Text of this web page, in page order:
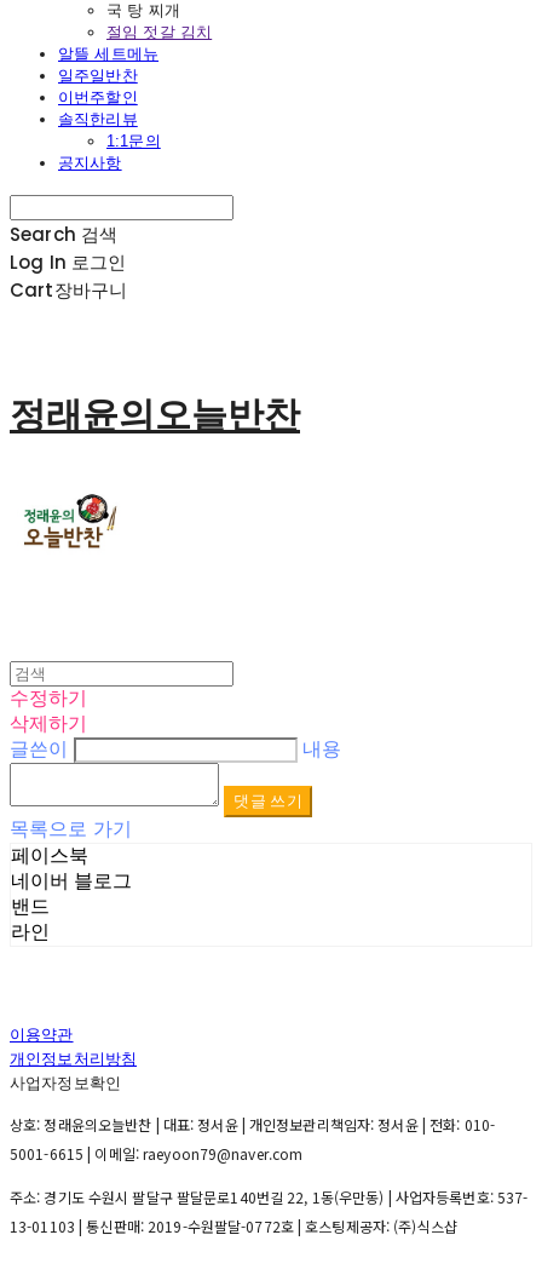
국 탕 찌개
절임 젓갈 김치
알뜰 세트메뉴
일주일반찬
이번주할인
솔직한리뷰
1:1문의
공지사항
Search 검색
Log In 로그인
Cart장바구니
정래윤의오늘반찬
수정하기
삭제하기
글쓴이
내용
댓글 쓰기
목록으로 가기
페이스북
네이버 블로그
밴드
라인
이용약관
개인정보처리방침
사업자정보확인
상호: 정래윤의오늘반찬 | 대표: 정서윤 | 개인정보관리책임자: 정서윤 | 전화: 010-
5001-6615 | 이메일: raeyoon79@naver.com
주소: 경기도 수원시 팔달구 팔달문로140번길 22, 1동(우만동) | 사업자등록번호:537-
13-01103 | 통신판매: 2019-수원팔달-0772호| 호스팅제공자: (주)식스샵